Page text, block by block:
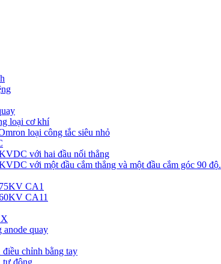
loại cơ khí
loại công tắc siêu nhỏ
với hai đầu nối thẳng
với một đầu cắm thẳng và một đầu cắm góc 90 độ.
CA1
CA11
anode quay
chỉnh bằng tay
tự động